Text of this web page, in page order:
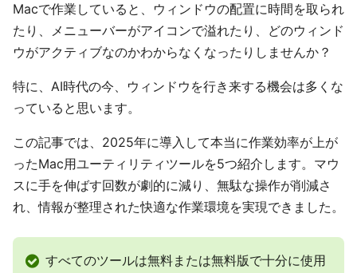
Macで作業していると、ウィンドウの配置に時間を取られ
たり、メニューバーがアイコンで溢れたり、どのウィンド
ウがアクティブなのかわからなくなったりしませんか？
特に、AI時代の今、ウィンドウを行き来する機会は多くな
っていると思います。
この記事では、2025年に導入して本当に作業効率が上が
ったMac用ユーティリティツールを5つ紹介します。マウ
スに手を伸ばす回数が劇的に減り、無駄な操作が削減さ
れ、情報が整理された快適な作業環境を実現できました。
すべてのツールは無料または無料版で十分に使用